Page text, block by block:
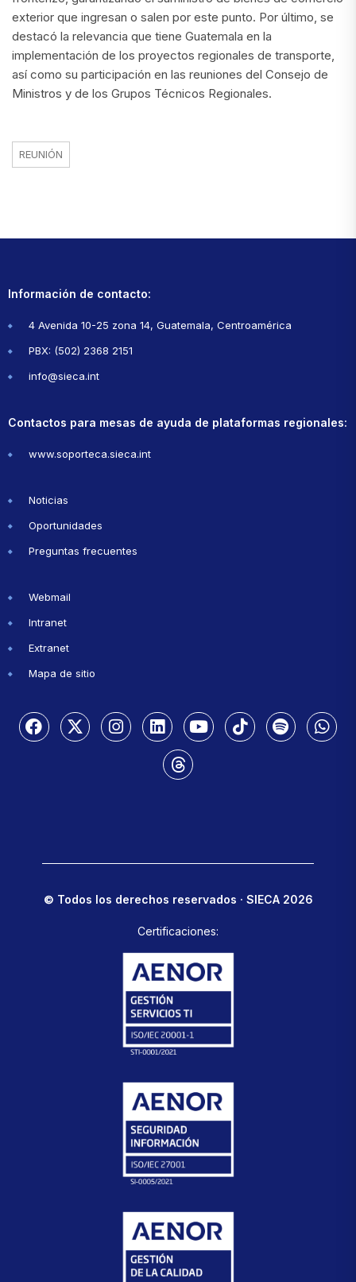
exterior que ingresan o salen por este punto. Por último, se
destacó la relevancia que tiene Guatemala en la
implementación de los proyectos regionales de transporte,
así como su participación en las reuniones del Consejo de
Ministros y de los Grupos Técnicos Regionales.
REUNIÓN
Información de contacto:
4 Avenida 10-25 zona 14, Guatemala, Centroamérica
PBX: (502) 2368 2151
info@sieca.int
Contactos para mesas de ayuda de plataformas regionales:
www.soporteca.sieca.int
Noticias
Oportunidades
Preguntas frecuentes
Webmail
Intranet
Extranet
Mapa de sitio
© Todos los derechos reservados · SIECA 2026
Certificaciones: